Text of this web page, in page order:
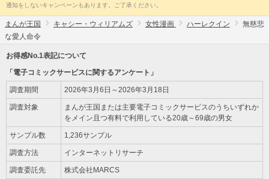
通知をしないキャンペーンもあります。ご了承ください。
まんが王国 キャシー・ウィリアムズ 女性漫画 ハーレクイン
無慈悲
な愛人命令
お得感No.1表記について
「電子コミックサービスに関するアンケート」
調査期間 2026年3月6日～2026年3月18日
調査対象
まんが王国または主要電子コミックサービスのうちいずれか
をメイン且つ有料で利用している20歳～69歳の男女
サンプル数 1,236サンプル
調査方法 インターネットリサーチ
調査委託先 株式会社MARCS